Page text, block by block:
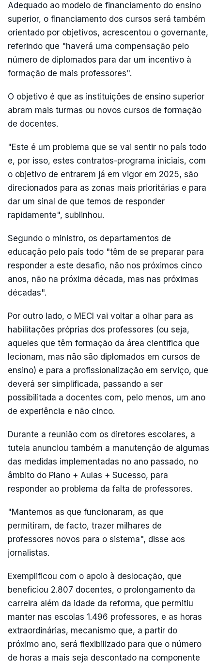
Adequado ao modelo de financiamento do ensino
superior, o financiamento dos cursos será também
orientado por objetivos, acrescentou o governante,
referindo que "haverá uma compensação pelo
número de diplomados para dar um incentivo à
formação de mais professores".
O objetivo é que as instituições de ensino superior
abram mais turmas ou novos cursos de formação
de docentes.
"Este é um problema que se vai sentir no país todo
e, por isso, estes contratos-programa iniciais, com
o objetivo de entrarem já em vigor em 2025, são
direcionados para as zonas mais prioritárias e para
dar um sinal de que temos de responder
rapidamente", sublinhou.
Segundo o ministro, os departamentos de
educação pelo país todo "têm de se preparar para
responder a este desafio, não nos próximos cinco
anos, não na próxima década, mas nas próximas
décadas".
Por outro lado, o MECI vai voltar a olhar para as
habilitações próprias dos professores (ou seja,
aqueles que têm formação da área cientifica que
lecionam, mas não são diplomados em cursos de
ensino) e para a profissionalização em serviço, que
deverá ser simplificada, passando a ser
possibilitada a docentes com, pelo menos, um ano
de experiência e não cinco.
Durante a reunião com os diretores escolares, a
tutela anunciou também a manutenção de algumas
das medidas implementadas no ano passado, no
âmbito do Plano + Aulas + Sucesso, para
responder ao problema da falta de professores.
"Mantemos as que funcionaram, as que
permitiram, de facto, trazer milhares de
professores novos para o sistema", disse aos
jornalistas.
Exemplificou com o apoio à deslocação, que
beneficiou 2.807 docentes, o prolongamento da
carreira além da idade da reforma, que permitiu
manter nas escolas 1.496 professores, e as horas
extraordinárias, mecanismo que, a partir do
próximo ano, será flexibilizado para que o número
de horas a mais seja descontado na componente